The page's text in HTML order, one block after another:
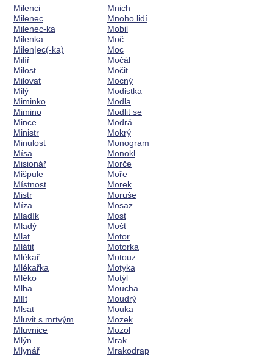
Milenci
Milenec
Milenec-ka
Milenka
Milen|ec(-ka)
Milíř
Milost
Milovat
Milý
Miminko
Mimino
Mince
Ministr
Minulost
Mísa
Misionář
Mišpule
Místnost
Mistr
Míza
Mladík
Mladý
Mlat
Mlátit
Mlékař
Mlékařka
Mléko
Mlha
Mlít
Mlsat
Mluvit s mrtvým
Mluvnice
Mlýn
Mlynář
Mnich
Mnoho lidí
Mobil
Moč
Moc
Močál
Močit
Mocný
Modistka
Modla
Modlit se
Modrá
Mokrý
Monogram
Monokl
Morče
Moře
Morek
Moruše
Mosaz
Most
Mošt
Motor
Motorka
Motouz
Motyka
Motýl
Moucha
Moudrý
Mouka
Mozek
Mozol
Mrak
Mrakodrap